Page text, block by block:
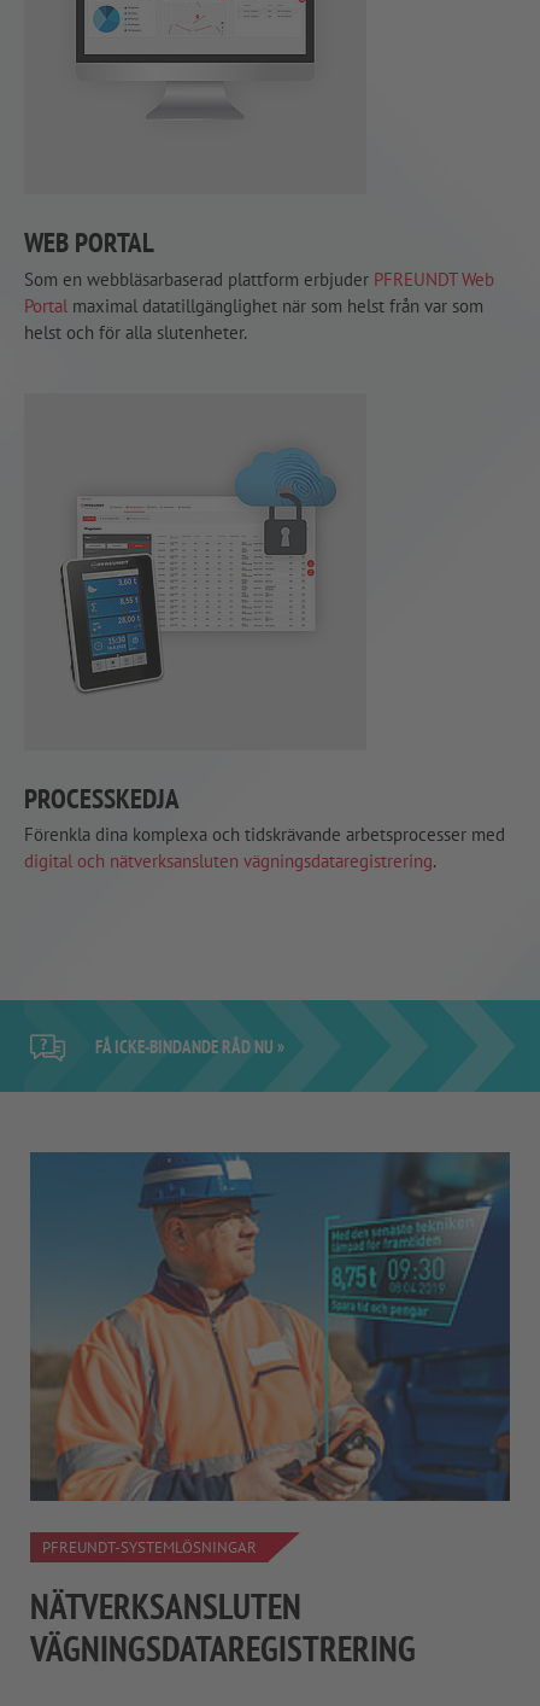
WEB PORTAL
Som en webbläsarbaserad plattform erbjuder PFREUNDT Web
Portal maximal datatillgänglighet när som helst från var som
helst och för alla slutenheter.
PROCESSKEDJA
Förenkla dina komplexa och tidskrävande arbetsprocesser med
digital och nätverksansluten vägningsdataregistrering.
FÅ ICKE-BINDANDE RÅD NU »
PFREUNDT-SYSTEMLÖSNINGAR
NÄTVERKSANSLUTEN
VÄGNINGSDATAREGISTRERING